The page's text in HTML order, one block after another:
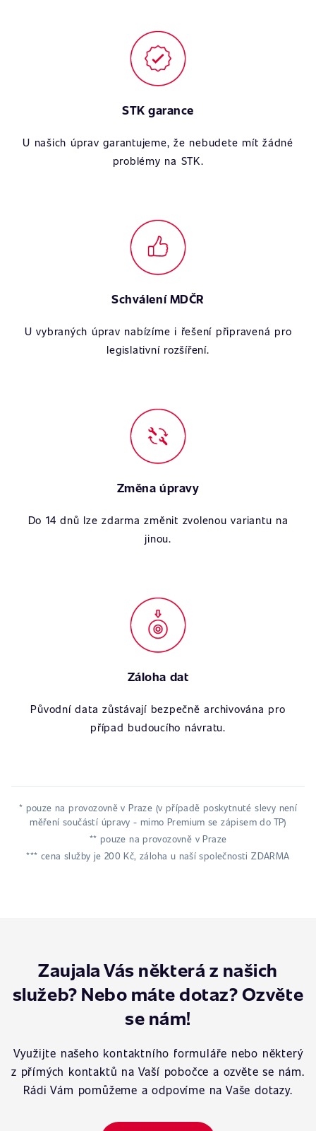
STK garance
U našich úprav garantujeme, že nebudete mít žádné
problémy na STK.
Schválení MDČR
U vybraných úprav nabízíme i řešení připravená pro
legislativní rozšíření.
Změna úpravy
Do 14 dnů lze zdarma změnit zvolenou variantu na
jinou.
Záloha dat
Původní data zůstávají bezpečně archivována pro
případ budoucího návratu.
* pouze na provozovně v Praze (v případě poskytnuté slevy není
měření součástí úpravy - mimo Premium se zápisem do TP)
** pouze na provozovně v Praze
*** cena služby je 200 Kč, záloha u naší společnosti ZDARMA
Zaujala Vás některá z našich
služeb? Nebo máte dotaz? Ozvěte
se nám!
Využijte našeho kontaktního formuláře nebo některý
z přímých kontaktů na Vaší pobočce a ozvěte se nám.
Rádi Vám pomůžeme a odpovíme na Vaše dotazy.